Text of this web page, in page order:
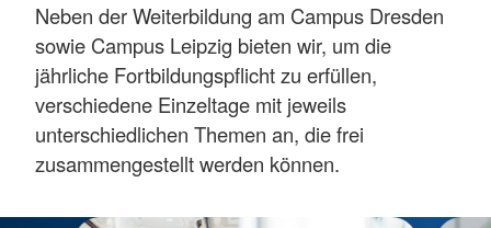
Neben der Weiterbildung am Campus Dresden
sowie Campus Leipzig bieten wir, um die
jährliche Fortbildungspflicht zu erfüllen,
verschiedene Einzeltage mit jeweils
unterschiedlichen Themen an, die frei
zusammengestellt werden können.